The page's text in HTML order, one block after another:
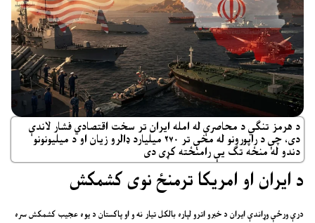
د هرمز تنګي د محاصرې له امله ایران تر سخت اقتصادي فشار لاندې
دی، چې د راپورونو له مخې تر ۲۷۰ میلیارد ډالرو زیان او د میلیونونو
دندو له منځه تګ یې رامنځته کړی دی
د ایران او امریکا ترمنځ نوی کشمکش
درې ورځې وړاندې ایران د خبرو اترو لپاره بالکل تیار نه و او پاکستان د یوه عجیب کشمکش سره